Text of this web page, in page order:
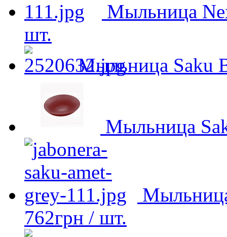
Мыльница
шт.
Мыльница Saku
Мыльница
762грн / шт.